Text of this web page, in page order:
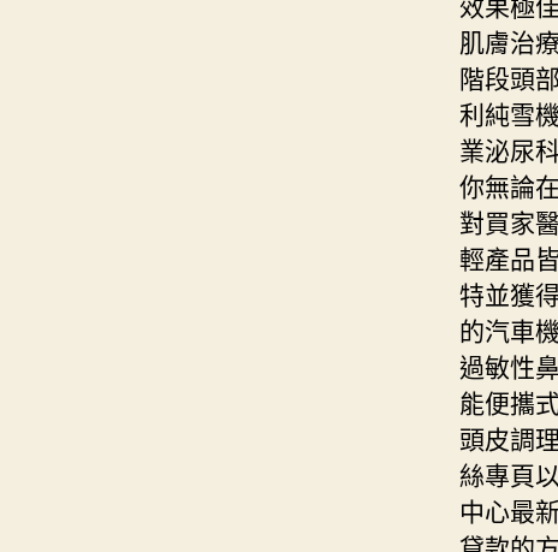
肌膚治
階段頭
利純雪
業泌尿
你無論
對買家
輕產品
特並獲
的汽車
過敏性
能便攜
頭皮調
絲專頁
中心最